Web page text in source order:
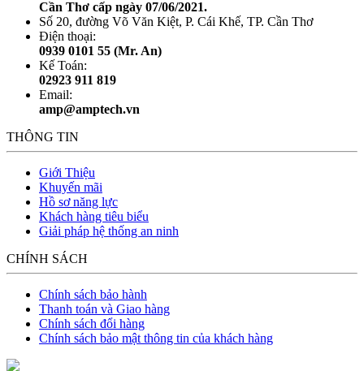
Cần Thơ cấp ngày 07/06/2021.
Số 20, đường Võ Văn Kiệt, P. Cái Khế, TP. Cần Thơ
Điện thoại:
0939 0101 55 (Mr. An)
Kế Toán:
02923 911 819
Email:
amp@amptech.vn
THÔNG TIN
Giới Thiệu
Khuyến mãi
Hồ sơ năng lực
Khách hàng tiêu biểu
Giải pháp hệ thống an ninh
CHÍNH SÁCH
Chính sách bảo hành
Thanh toán và Giao hàng
Chính sách đổi hàng
Chính sách bảo mật thông tin của khách hàng